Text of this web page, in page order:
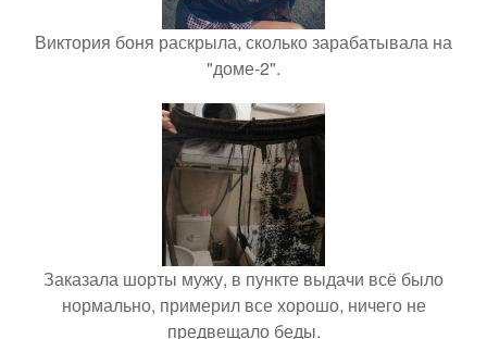
Виктория боня раскрыла, сколько зарабатывала на
"доме-2".
Заказала шорты мужу, в пункте выдачи всё было
нормально, примерил все хорошо, ничего не
предвещало беды.